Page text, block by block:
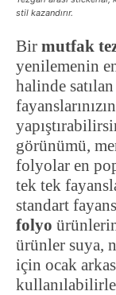
stil kazandırır.
Bir mutfak
yenilemenin
halinde
görünümü,
folyolar en
tek tek
standart
folyo
ürünler suya,
için ocak